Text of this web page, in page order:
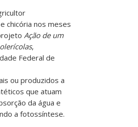
chicória nos meses
Ação de um
,
Federal de
ou produzidos a
que atuam
da água e
a fotossíntese.